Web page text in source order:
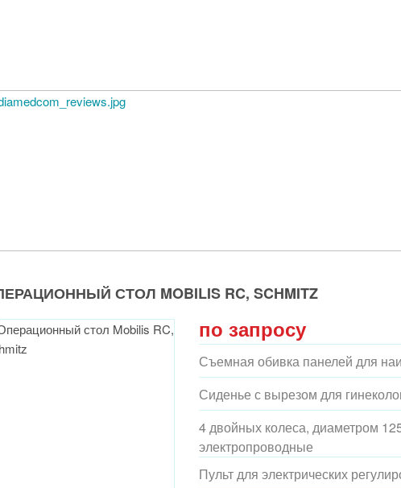
СТОЛ MOBILIS RC, SCHMITZ
по запросу
Съемная обивка панелей для
Сиденье с вырезом для
4 двойных колеса, диаметром
электропроводные
Пульт для электрических